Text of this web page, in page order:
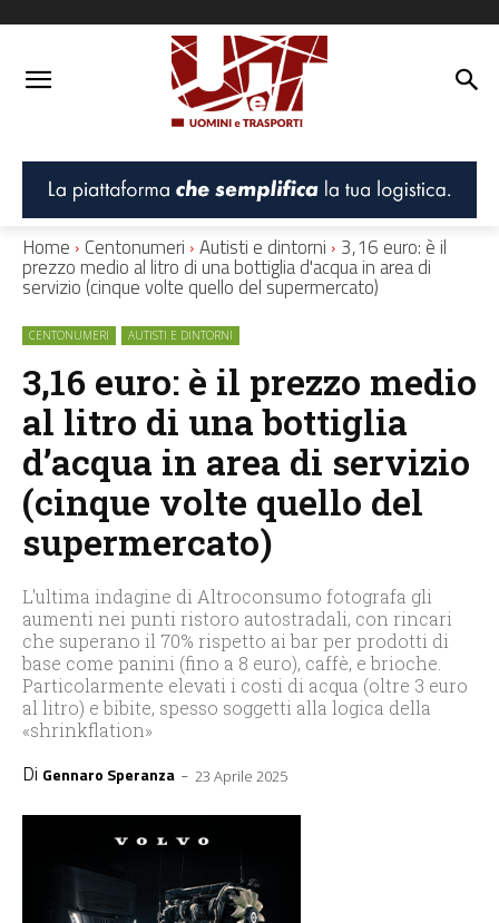
Home Centonumeri Autisti e dintorni 3,16 euro: è il
prezzo medio al litro di una bottiglia d'acqua in area di
servizio (cinque volte quello del supermercato)
CENTONUMERI AUTISTI E DINTORNI
3,16 euro: è il prezzo medio
al litro di una bottiglia
d’acqua in area di servizio
(cinque volte quello del
supermercato)
L'ultima indagine di Altroconsumo fotografa gli
aumenti nei punti ristoro autostradali, con rincari
che superano il 70% rispetto ai bar per prodotti di
base come panini (fino a 8 euro), caffè, e brioche.
Particolarmente elevati i costi di acqua (oltre 3 euro
al litro) e bibite, spesso soggetti alla logica della
«shrinkflation»
Di Gennaro Speranza - 23 Aprile 2025